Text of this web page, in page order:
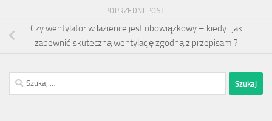
POPRZEDNI POST
Czy wentylator w łazience jest obowiązkowy – kiedy i jak
zapewnić skuteczną wentylację zgodną z przepisami?
Szukaj: